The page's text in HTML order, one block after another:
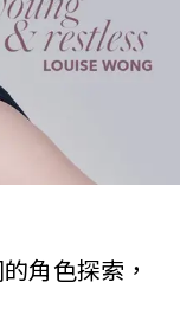
角色探索，